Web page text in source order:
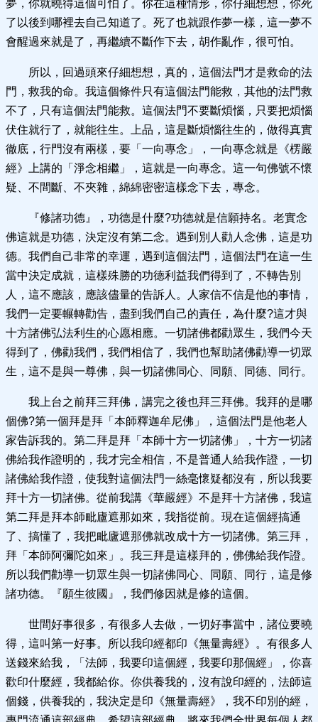
夢，你就曉得這個可怕了。你在這種情形，你仔細想想，你死
了以後到哪裡去自己知道了。死了也就跟作夢一樣，這一夢不
會醒過來就是了，再繼續不斷作下去，胡作亂作，很可怕。
所以，回過頭來仔細想想，真的，這個法門才是救命的法
門，救我的命。我這個條件只有這個法門能救，其他的法門救
不了，只有這個法門能救。這個法門不要斷煩惱，只要把煩惱
伏住就行了，就能往生。上品，這是斷煩惱往生的，做得真實
徹底，行門沒有兩樣，要「一向專念」，一向專念就是《楞嚴
經》上講的「淨念相繼」，這就是一向專念。這一句佛號不懷
疑、不間斷、不夾雜，綿綿密密這樣念下去，專念。
『修諸功德』，功德是什麼?功德就是信願持名。老實念
佛這就是功德，決定沒有第二念。遇到別人勸人念佛，這是功
德。我們自己非常的幸運，遇到這個法門，這個法門在這一生
當中決定成就，這樣殊勝的功德利益我們得到了，不轉告別
人，這不應該，應該儘量的告訴人。人家信不信是他的事情，
我們一定要輾轉勸告，盡到我們自己的責任，為什麼?這才與
十方諸佛弘法利生的心愿相應。一切諸佛都勸眾生，我們今天
得到了，佛勸我們，我們相信了，我們也幫助諸佛勸導一切眾
生，這不是與一尊佛，與一切諸佛同心、同願、同德、同行。
我上台之前拜三拜佛，講完之後也拜三拜佛。我拜的是哪
個佛?第一個拜是拜「本師釋迦牟尼佛」，這個法門是他老人
家告訴我的。第二拜是拜「本師十方一切諸佛」，十方一切諸
佛給我作證明的，我才完全相信，不是普通人給我作證，一切
諸佛給我作證，使我對這個法門一絲毫懷疑都沒有，所以我要
拜十方一切諸佛。從前我講《華嚴經》不是拜十方諸佛，我這
第二拜是拜本師毗廬遮那如來，我指從前。現在這個經搞通
了、搞懂了，我把毗廬遮那佛就改成十方一切諸佛。第三拜，
拜「本師阿彌陀如來」。我三拜是這樣拜的，佛佛給我作證。
所以我們勸導一切眾生與一切諸佛同心、同願、同行，這是修
諸功德。『願生彼國』，我們修因就是修的這個。
世間好事很多，有很多人去做，一切好事當中，諸位要曉
得，這叫第一好事。所以我印經都印《無量壽經》。有很多人
送錢來給我，「法師，我要印這個經，我要印那個經」，你喜
歡印什麼經，我都給你。你供養我的，沒有說印經的，法師這
個錢，供養我的，我決定是印《無量壽經》，我不印別的經，